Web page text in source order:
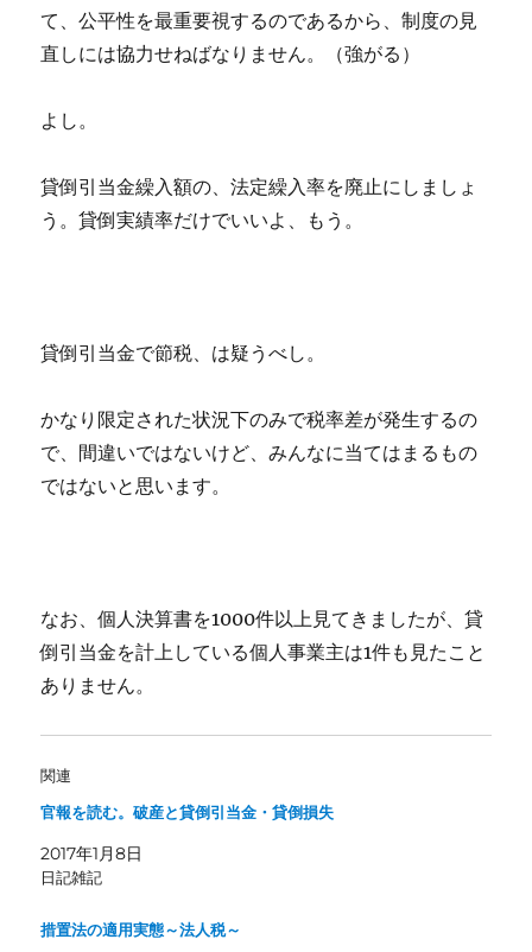
て、公平性を最重要視するのであるから、制度の見
直しには協力せねばなりません。（強がる）
よし。
貸倒引当金繰入額の、法定繰入率を廃止にしましょ
う。貸倒実績率だけでいいよ、もう。
貸倒引当金で節税、は疑うべし。
かなり限定された状況下のみで税率差が発生するの
で、間違いではないけど、みんなに当てはまるもの
ではないと思います。
なお、個人決算書を1000件以上見てきましたが、貸
倒引当金を計上している個人事業主は1件も見たこと
ありません。
関連
官報を読む。破産と貸倒引当金・貸倒損失
2017年1月8日
日記雑記
措置法の適用実態～法人税～